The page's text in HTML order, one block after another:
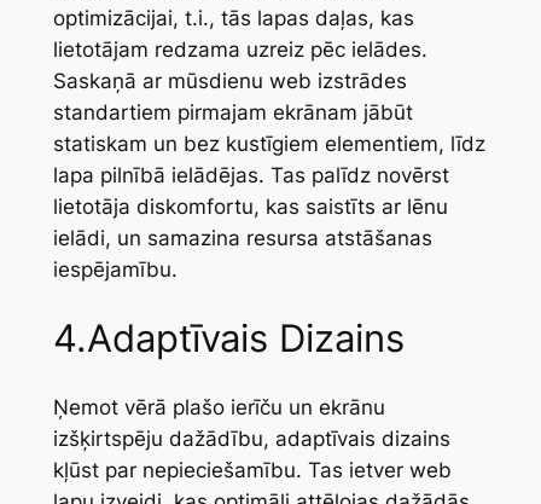
optimizācijai, t.i., tās lapas daļas, kas
lietotājam redzama uzreiz pēc ielādes.
Saskaņā ar mūsdienu web izstrādes
standartiem pirmajam ekrānam jābūt
statiskam un bez kustīgiem elementiem, līdz
lapa pilnībā ielādējas. Tas palīdz novērst
lietotāja diskomfortu, kas saistīts ar lēnu
ielādi, un samazina resursa atstāšanas
iespējamību.
4.Adaptīvais Dizains
Ņemot vērā plašo ierīču un ekrānu
izšķirtspēju dažādību, adaptīvais dizains
kļūst par nepieciešamību. Tas ietver web